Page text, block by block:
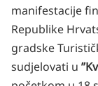
manifestacije
Republike
gradske
sudjelovati u